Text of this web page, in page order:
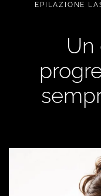
EPILAZIONE
Un